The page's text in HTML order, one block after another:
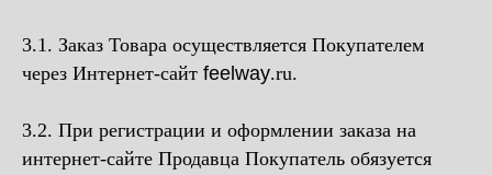
3.1. Заказ Товара осуществляется Покупателем
через Интернет-сайт feelway.ru.
3.2. При регистрации и оформлении заказа на
интернет-сайте Продавца Покупатель обязуется